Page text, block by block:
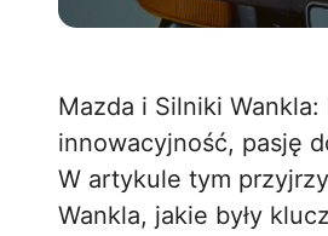
Mazda i Silniki Wankla: Historia i Technologia to fascynujący temat, który łączy w sobie
innowacyjność, pasję
W artykule tym
Wankla, jakie były